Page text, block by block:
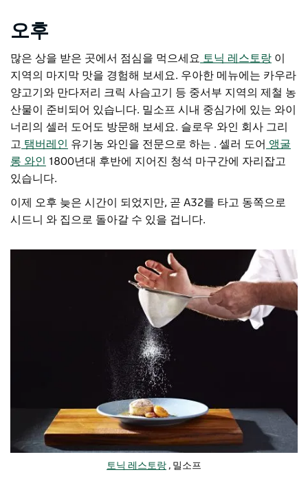
오후
많은 상을 받은 곳에서 점심을 먹으세요 토닉 레스토랑 이
지역의 마지막 맛을 경험해 보세요. 우아한 메뉴에는 카우라
양고기와 만다저리 크릭 사슴고기 등 중서부 지역의 제철 농
산물이 준비되어 있습니다. 밀소프 시내 중심가에 있는 와이
너리의 셀러 도어도 방문해 보세요. 슬로우 와인 회사 그리
고 탬버레인 유기농 와인을 전문으로 하는 . 셀러 도어 앵굴
롱 와인 1800년대 후반에 지어진 청석 마구간에 자리잡고
있습니다.
이제 오후 늦은 시간이 되었지만, 곧 A32를 타고 동쪽으로
시드니 와 집으로 돌아갈 수 있을 겁니다.
토닉 레스토랑 , 밀소프